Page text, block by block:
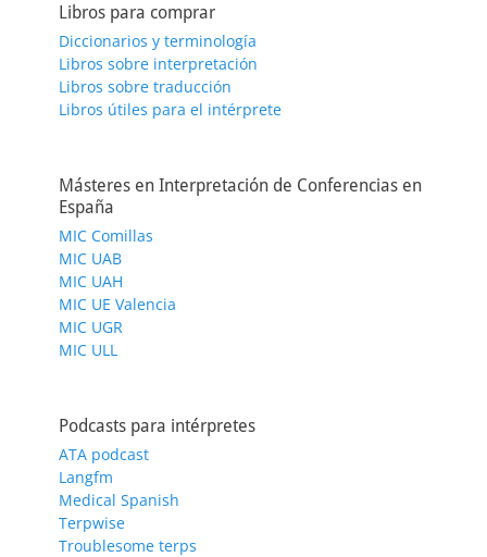
Libros para comprar
Diccionarios y terminología
Libros sobre interpretación
Libros sobre traducción
Libros útiles para el intérprete
Másteres en Interpretación de Conferencias en
España
MIC Comillas
MIC UAB
MIC UAH
MIC UE Valencia
MIC UGR
MIC ULL
Podcasts para intérpretes
ATA podcast
Langfm
Medical Spanish
Terpwise
Troublesome terps